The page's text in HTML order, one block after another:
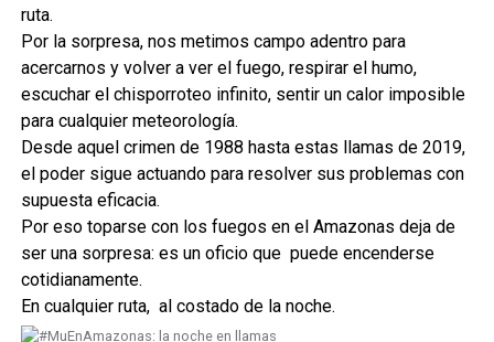
ruta.
Por la sorpresa, nos metimos campo adentro para
acercarnos y volver a ver el fuego, respirar el humo,
escuchar el chisporroteo infinito, sentir un calor imposible
para cualquier meteorología.
Desde aquel crimen de 1988 hasta estas llamas de 2019,
el poder sigue actuando para resolver sus problemas con
supuesta eficacia.
Por eso toparse con los fuegos en el Amazonas deja de
ser una sorpresa: es un oficio que puede encenderse
cotidianamente.
En cualquier ruta, al costado de la noche.